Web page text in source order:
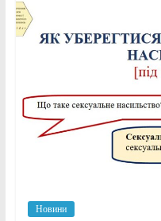
Новини